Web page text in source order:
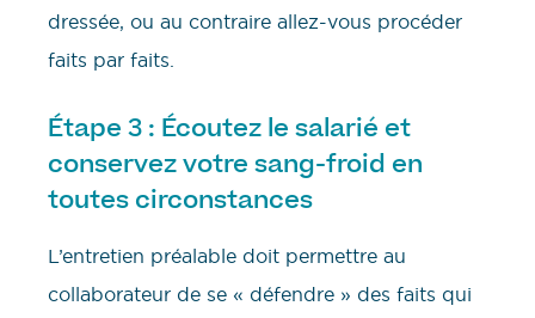
dressée, ou au contraire allez-vous procéder
faits par faits.
Étape 3 : Écoutez le salarié et
conservez votre sang-froid en
toutes circonstances
L’entretien préalable doit permettre au
collaborateur de se « défendre » des faits qui